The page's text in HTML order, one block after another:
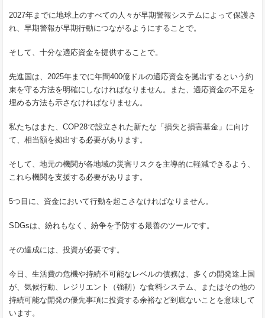
2027年までに地球上のすべての人々が早期警報システムによって保護さ
れ、早期警報が早期行動につながるようにすることで。
そして、十分な適応資金を提供することで。
先進国は、2025年までに年間400億ドルの適応資金を拠出するという約
束を守る方法を明確にしなければなりません。また、適応資金の不足を
埋める方法も示さなければなりません。
私たちはまた、COP28で設立された新たな「損失と損害基金」に向け
て、相当額を拠出する必要があります。
そして、地元の機関が各地域の災害リスクを主導的に軽減できるよう、
これら機関を支援する必要があります。
5つ目に、資金において行動を起こさなければなりません。
SDGsは、紛れもなく、紛争を予防する最善のツールです。
その達成には、投資が必要です。
今日、生活費の危機や持続不可能なレベルの債務は、多くの開発途上国
が、気候行動、レジリエント（強靭）な食料システム、またはその他の
持続可能な開発の優先事項に投資する余裕など到底ないことを意味して
います。